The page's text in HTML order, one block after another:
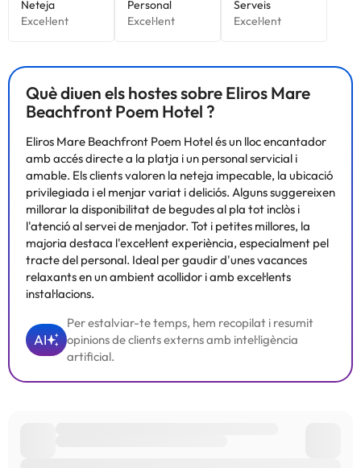
Què diuen els hostes sobre Eliros Mare
Beachfront Poem Hotel ?
Eliros Mare Beachfront Poem Hotel és un lloc encantador
amb accés directe a la platja i un personal servicial i
amable. Els clients valoren la neteja impecable, la ubicació
privilegiada i el menjar variat i deliciós. Alguns suggereixen
millorar la disponibilitat de begudes al pla tot inclòs i
l'atenció al servei de menjador. Tot i petites millores, la
majoria destaca l'excel·lent experiència, especialment pel
tracte del personal. Ideal per gaudir d'unes vacances
relaxants en un ambient acollidor i amb excel·lents
instal·lacions.
AI
Per estalviar-te temps, hem recopilat i resumit
opinions de clients externs amb intel·ligència
artificial.